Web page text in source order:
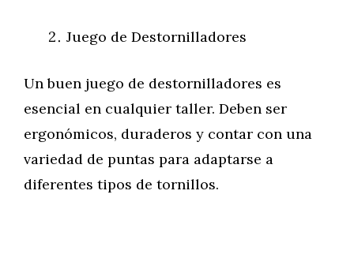
Juego de Destornilladores
Un buen juego de destornilladores es
esencial en cualquier taller. Deben ser
ergonómicos, duraderos y contar con una
variedad de puntas para adaptarse a
diferentes tipos de tornillos.